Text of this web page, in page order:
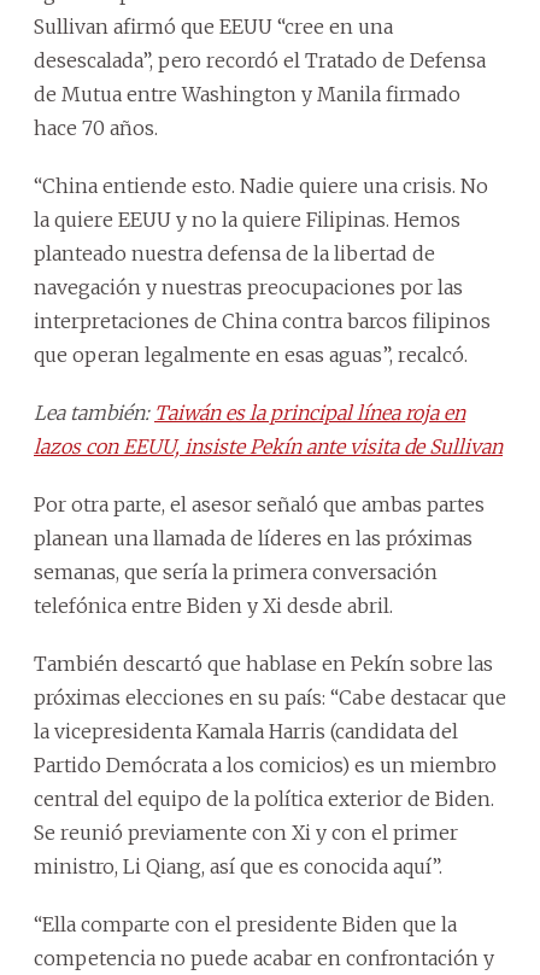
Sullivan afirmó que EEUU “cree en una
desescalada”, pero recordó el Tratado de Defensa
de Mutua entre Washington y Manila firmado
hace 70 años.
“China entiende esto. Nadie quiere una crisis. No
la quiere EEUU y no la quiere Filipinas. Hemos
planteado nuestra defensa de la libertad de
navegación y nuestras preocupaciones por las
interpretaciones de China contra barcos filipinos
que operan legalmente en esas aguas”, recalcó.
Lea también: Taiwán es la principal línea roja en
lazos con EEUU, insiste Pekín ante visita de Sullivan
Por otra parte, el asesor señaló que ambas partes
planean una llamada de líderes en las próximas
semanas, que sería la primera conversación
telefónica entre Biden y Xi desde abril.
También descartó que hablase en Pekín sobre las
próximas elecciones en su país: “Cabe destacar que
la vicepresidenta Kamala Harris (candidata del
Partido Demócrata a los comicios) es un miembro
central del equipo de la política exterior de Biden.
Se reunió previamente con Xi y con el primer
ministro, Li Qiang, así que es conocida aquí”.
“Ella comparte con el presidente Biden que la
competencia no puede acabar en confrontación y